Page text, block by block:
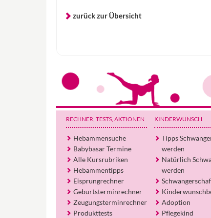
zurück zur Übersicht
RECHNER, TESTS, AKTIONEN
Hebammensuche
Babybasar Termine
Alle Kursrubriken
Hebammentipps
Eisprungrechner
Geburtsterminrechner
Zeugungsterminrechner
Produkttests
KINDERWUNSCH
Tipps
werden
Natürlich
werden
Adoption
Pflegekind